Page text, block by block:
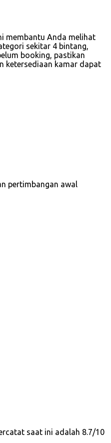
membantu Anda melihat
sekitar 4 bintang,
booking, pastikan
ketersediaan kamar dapat
pertimbangan awal
saat ini adalah 8.7/10